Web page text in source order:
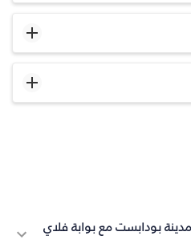
بودابست مع بوابة فلاي